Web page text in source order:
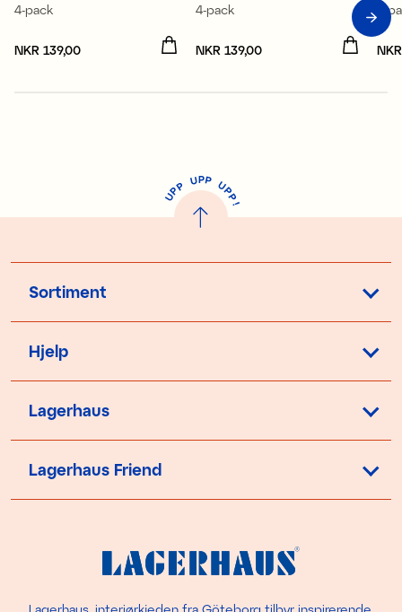
4-pack
Pris :NKR 139,00
NKR 139,00
4-pack
Pris :NKR 139,00
NKR 139,00
4-
U
P
P UPP UP
P
!
Sortiment
Hjelp
Lagerhaus
Lagerhaus Friend